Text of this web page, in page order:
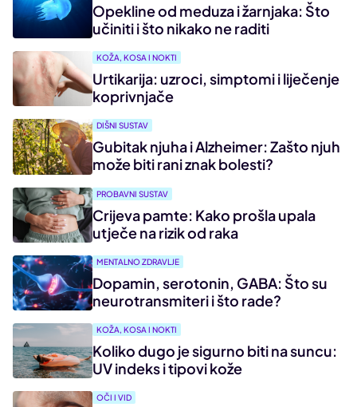
Opekline od meduza i žarnjaka: Što
učiniti i što nikako ne raditi
KOŽA, KOSA I NOKTI
Urtikarija: uzroci, simptomi i liječenje
koprivnjače
DIŠNI SUSTAV
Gubitak njuha i Alzheimer: Zašto njuh
može biti rani znak bolesti?
PROBAVNI SUSTAV
Crijeva pamte: Kako prošla upala
utječe na rizik od raka
MENTALNO ZDRAVLJE
Dopamin, serotonin, GABA: Što su
neurotransmiteri i što rade?
KOŽA, KOSA I NOKTI
Koliko dugo je sigurno biti na suncu:
UV indeks i tipovi kože
OČI I VID